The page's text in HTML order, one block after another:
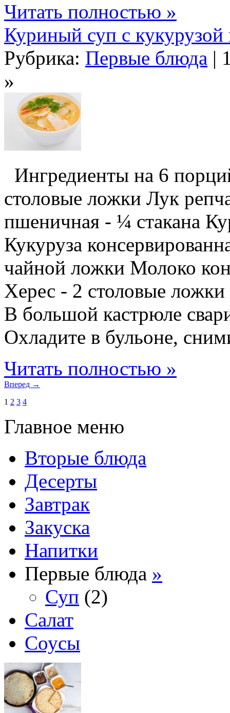
Читать полностью »
Куриный суп с кукурузой
Рубрика: Первые блюда |
»
Ингредиенты на 6
столовые ложки Лук
пшеничная - ¼ стакана
Кукуруза
чайной ложки Молоко
Херес - 2 столовые
В большой кастрюле
Охладите в бульоне,
Читать полностью »
Вперед →
1 2 3 4
Главное меню
Вторые блюда
Десерты
Завтрак
Закуска
Напитки
Первые блюда »
Суп (2)
Салат
Соусы